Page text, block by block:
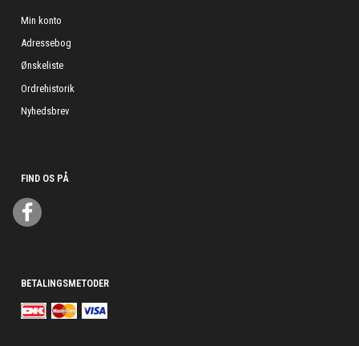
Min konto
Adressebog
Ønskeliste
Ordrehistorik
Nyhedsbrev
FIND OS PÅ
BETALINGSMETODER